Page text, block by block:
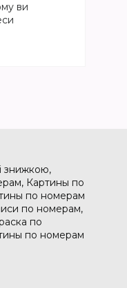
ви
знижкою,
Картины по
по номерам
по номерам,
по
по номерам